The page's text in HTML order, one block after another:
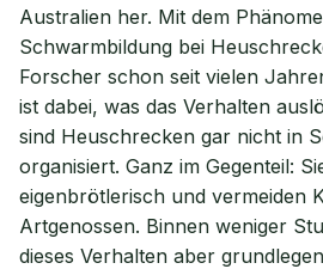
Australien her. Mit dem
Schwarmbildung bei
Forscher schon seit vielen
ist dabei, was das Verhalten
sind Heuschrecken gar nicht in
organisiert. Ganz im Gegenteil:
eigenbrötlerisch und vermeiden
Artgenossen. Binnen weniger
dieses Verhalten aber